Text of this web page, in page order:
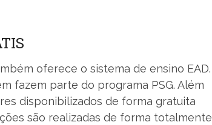
oferece o sistema de ensino EAD.
fazem parte do programa PSG. Além
disponibilizados de forma gratuita
são realizadas de forma totalmente